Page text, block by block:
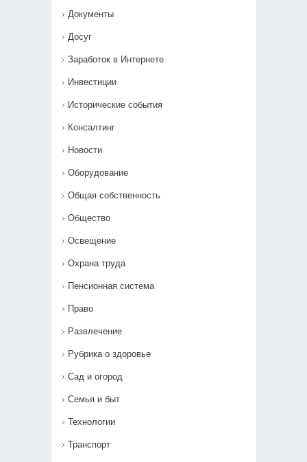
Документы
Досуг
Заработок в Интернете
Инвестиции
Исторические события
Консалтинг
Новости
Оборудование
Общая собственность
Общество
Освещение
Охрана труда
Пенсионная система
Право
Развлечение
Рубрика о здоровье
Сад и огород
Семья и быт
Технологии
Транспорт